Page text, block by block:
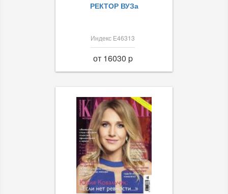
РЕКТОР ВУЗа
Индекс Е46313
от 16030 p